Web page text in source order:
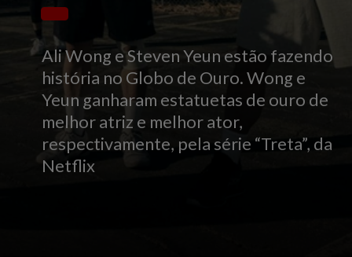
Ali Wong e Steven Yeun estão fazendo
história no Globo de Ouro. Wong e
Yeun ganharam estatuetas de ouro de
melhor atriz e melhor ator,
respectivamente, pela série “Treta”, da
Netflix